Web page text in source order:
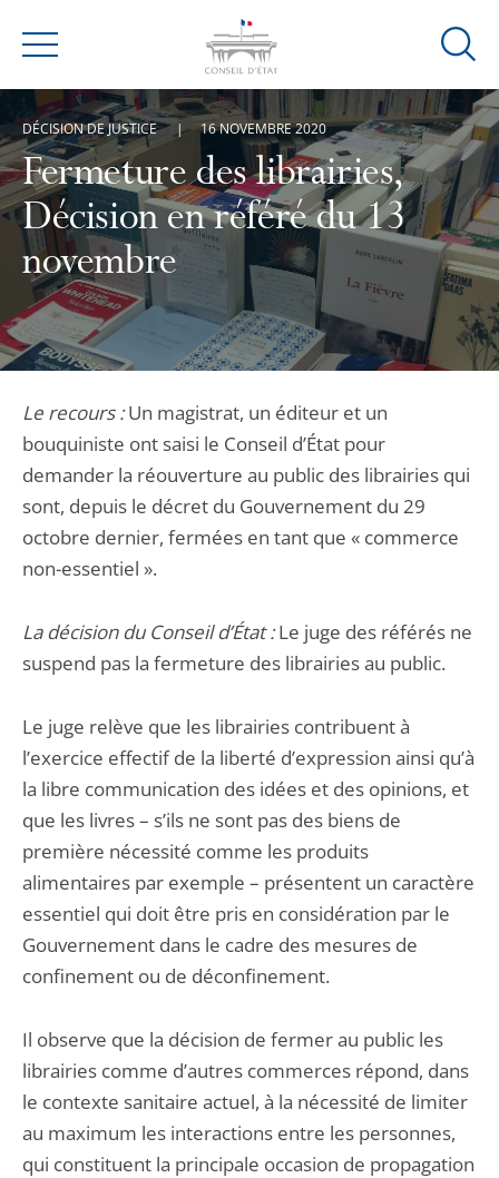
Menu
Ouvrir
de
Fermeture des librairies,
Décision en référé du 13
novembre
DÉCISION DE JUSTICE 16 NOVEMBRE 2020
Le recours :Un magistrat, un éditeur et un
bouquiniste ont saisi le Conseil d’État pour
demander la réouverture au public des librairies qui
sont, depuis le décret du Gouvernement du 29
octobre dernier, fermées en tant que « commerce
non-essentiel ».
La décision du Conseil d’État :Le juge des référés ne
suspend pas la fermeture des librairies au public.
Le juge relève que les librairies contribuent à
l’exercice effectif de la liberté d’expression ainsi qu’à
la libre communication des idées et des opinions, et
que les livres – s’ils ne sont pas des biens de
première nécessité comme les produits
alimentaires par exemple – présentent un caractère
essentiel qui doit être pris en considération par le
Gouvernement dans le cadre des mesures de
confinement ou de déconfinement.
Il observe que la décision de fermer au public les
librairies comme d’autres commerces répond, dans
le contexte sanitaire actuel, à la nécessité de limiter
au maximum les interactions entre les personnes,
qui constituent la principale occasion de propagation